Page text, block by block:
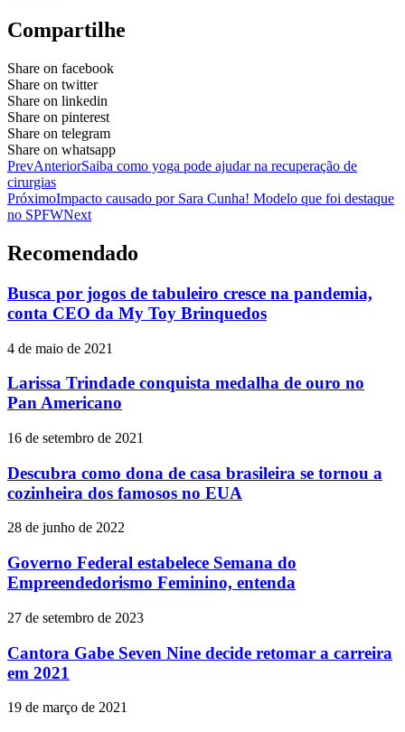
Compartilhe
Share on facebook
Share on twitter
Share on linkedin
Share on pinterest
Share on telegram
Share on whatsapp
PrevAnteriorSaiba como yoga pode ajudar na recuperação de
cirurgias
PróximoImpacto causado por Sara Cunha! Modelo que foi destaque
no SPFWNext
Recomendado
Busca por jogos de tabuleiro cresce na pandemia,
conta CEO da My Toy Brinquedos
4 de maio de 2021
Larissa Trindade conquista medalha de ouro no
Pan Americano
16 de setembro de 2021
Descubra como dona de casa brasileira se tornou a
cozinheira dos famosos no EUA
28 de junho de 2022
Governo Federal estabelece Semana do
Empreendedorismo Feminino, entenda
27 de setembro de 2023
Cantora Gabe Seven Nine decide retomar a carreira
em 2021
19 de março de 2021